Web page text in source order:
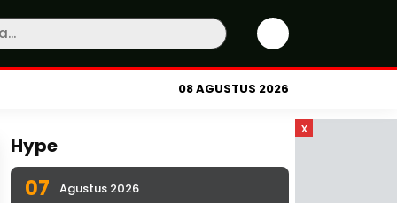
08 AGUSTUS 2026
x
Hype
07 Agustus 2026